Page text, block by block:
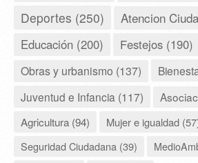
Deportes (250) Atencion
Educación (200) Festejos (190)
Obras y urbanismo (137)
Juventud e Infancia (117)
Agricultura (94)
Mujer e igualdad
Seguridad Ciudadana (39)